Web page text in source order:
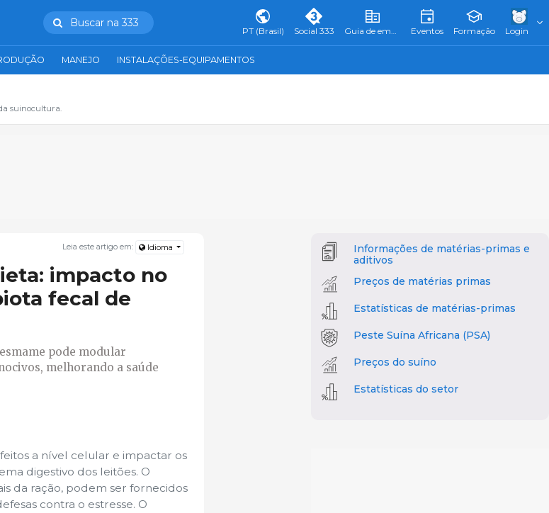
Buscar na 333
PT (Brasil) Social 333 Guia de empresas Eventos Formação Login
MANEJO INSTALAÇÕES-EQUIPAMENTOS
suinocultura.
Leia este artigo em: Idioma
impacto no
fecal de
pode modular
melhorando a saúde
a nível celular e impactar os
digestivo dos leitões. O
da ração, podem ser fornecidos
contra o estresse. O
Informações de matérias-primas e
aditivos
Preços de matérias primas
Estatísticas de matérias-primas
Peste Suína Africana (PSA)
Preços do suíno
Estatísticas do setor